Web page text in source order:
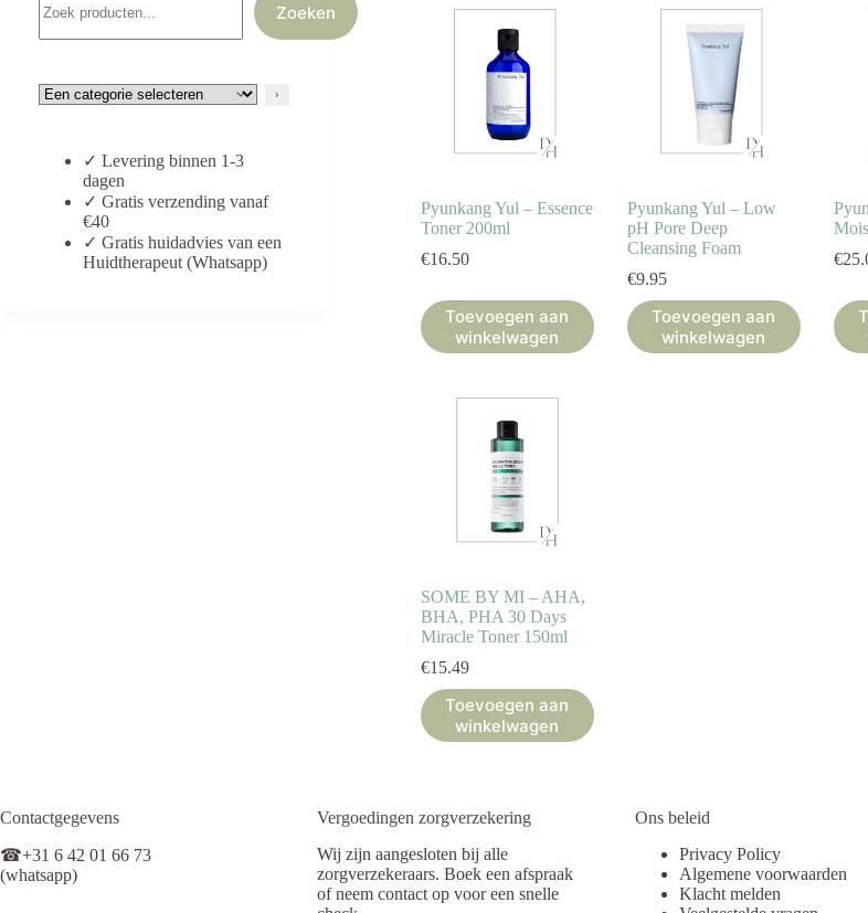
Pyunkang Yul – Essence
Toner 200ml
€16.50
Toevoegen aan
winkelwagen
Pyunkang Yul – Low
pH Pore Deep
Cleansing Foam
€9.95
Toevoegen aan
winkelwagen
€
SOME BY MI – AHA,
BHA, PHA 30 Days
Miracle Toner 150ml
€15.49
Toevoegen aan
winkelwagen
Zoeken
Een
categorie
✓ Levering binnen 1-3
dagen
✓ Gratis verzending vanaf
€40
✓ Gratis huidadvies van een
Huidtherapeut (Whatsapp)
Contactgegevens
☎+31 6 42 01 66 73
(whatsapp)
Vergoedingen zorgverzekering
Wij zijn aangesloten bij alle
zorgverzekeraars. Boek een afspraak
of neem contact op voor een snelle
Ons beleid
Privacy Policy
Algemene voorwaarden
Klacht melden